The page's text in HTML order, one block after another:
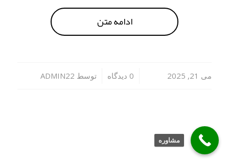
ادامه متن
می 21, 2025 / 0 دیدگاه/ توسط ADMIN22
مشاوره